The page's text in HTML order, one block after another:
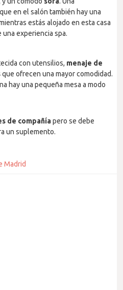
en el salón también hay una
estás alojado en esta casa
experiencia spa.
con utensilios, menaje de
que ofrecen una mayor comodidad.
hay una pequeña mesa a modo
de compañíapero se debe
un suplemento.
Madrid